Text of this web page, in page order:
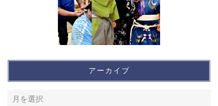
アーカイブ